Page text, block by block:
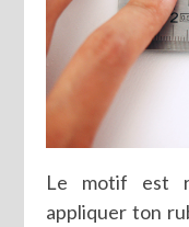
Le motif est
appliquer ton